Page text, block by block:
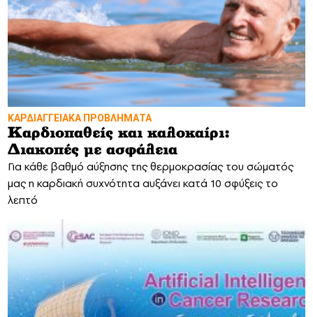
ΚΑΡΔΙΑΓΓΕΙΑΚΑ ΠΡΟΒΛΗΜΑΤΑ
Καρδιοπαθείς και καλοκαίρι:
Διακοπές με ασφάλεια
Για κάθε βαθμό αύξησης της θερμοκρασίας του σώματός
μας η καρδιακή συχνότητα αυξάνει κατά 10 σφύξεις το
λεπτό